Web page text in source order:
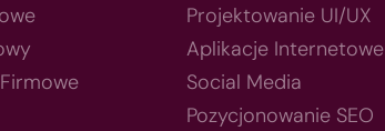
Projektowanie UI/UX
Aplikacje Internetowe
Social Media
Pozycjonowanie SEO